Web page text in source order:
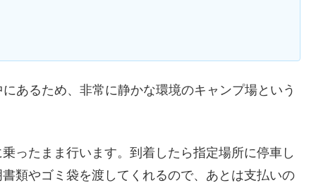
あるため、非常に静かな環境のキャンプ場という
ったまま行います。到着したら指定場所に停車し
類やゴミ袋を渡してくれるので、あとは支払いの